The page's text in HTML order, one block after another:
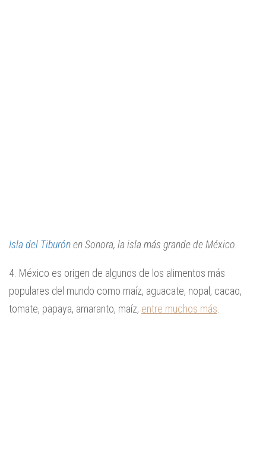
Isla del Tiburónen Sonora, la isla más grande de México.
4. México es origen de algunos de los alimentos más
populares del mundo como maíz, aguacate, nopal, cacao,
tomate, papaya, amaranto, maíz, entre muchos más